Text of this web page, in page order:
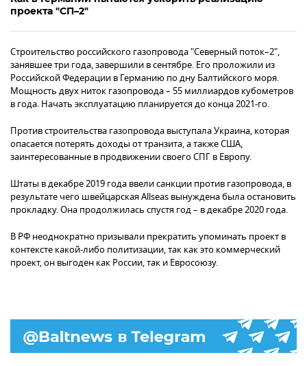
проекта "СП–2"
Строительство российского газопровода "Северный поток–2",
занявшее три года, завершили в сентябре. Его проложили из
Российской Федерации в Германию по дну Балтийского моря.
Мощность двух ниток газопровода – 55 миллиардов кубометров
в года. Начать эксплуатацию планируется до конца 2021-го.
Против строительства газопровода выступала Украина, которая
опасается потерять доходы от транзита, а также США,
заинтересованные в продвижении своего СПГ в Европу.
Штаты в декабре 2019 года ввели санкции против газопровода, в
результате чего швейцарская Allseas вынуждена была остановить
прокладку. Она продолжилась спустя год – в декабре 2020 года.
В РФ неоднократно призывали прекратить упоминать проект в
контексте какой-либо политизации, так как это коммерческий
проект, он выгоден как России, так и Евросоюзу.